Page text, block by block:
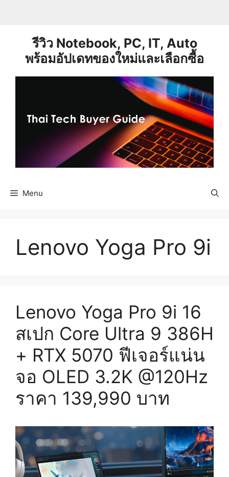
รีวิว Notebook, PC, IT, Auto
พร้อมอัปเดทของใหม่และเลือกซื้อ
Menu
Lenovo Yoga Pro 9i
Lenovo Yoga Pro 9i 16
สเปก Core Ultra 9 386H
+ RTX 5070 ฟีเจอร์แน่น
จอ OLED 3.2K @120Hz
ราคา 139,990 บาท